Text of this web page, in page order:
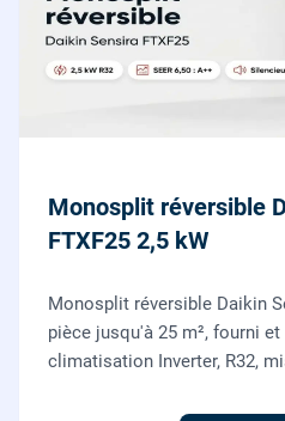
Monosplit réversible
FTXF25 2,5 kW
Monosplit réversible Daikin
pièce jusqu'à 25 m², fourni
climatisation Inverter, R32,